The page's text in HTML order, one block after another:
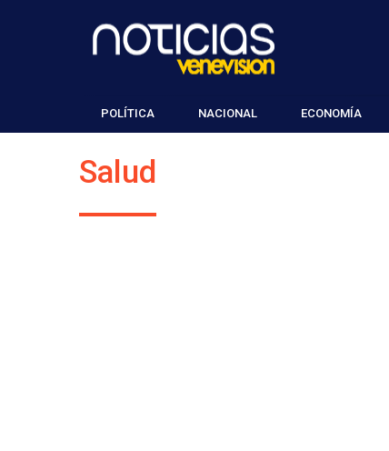
POLÍTICA NACIONAL ECONOMÍA
Salud